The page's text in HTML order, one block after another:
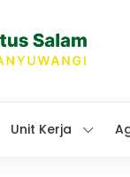
Unit Kerja